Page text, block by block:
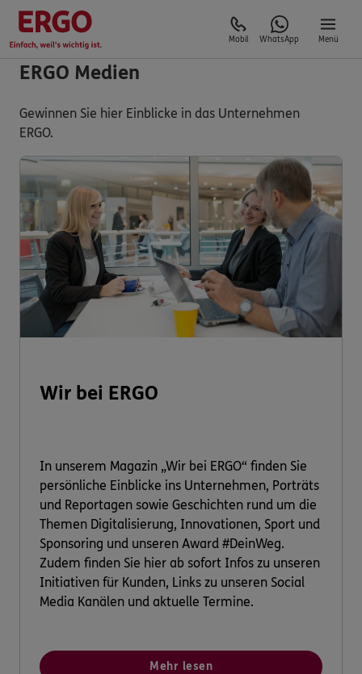
Mobil WhatsApp Menü
ERGO Medien
Gewinnen Sie hier Einblicke in das Unternehmen
ERGO.
Wir bei ERGO
In unserem Magazin „Wir bei ERGO“ finden Sie
persönliche Einblicke ins Unternehmen, Porträts
und Reportagen sowie Geschichten rund um die
Themen Digitalisierung, Innovationen, Sport und
Sponsoring und unseren Award #DeinWeg.
Zudem finden Sie hier ab sofort Infos zu unseren
Initiativen für Kunden, Links zu unseren Social
Media Kanälen und aktuelle Termine.
Mehr lesen